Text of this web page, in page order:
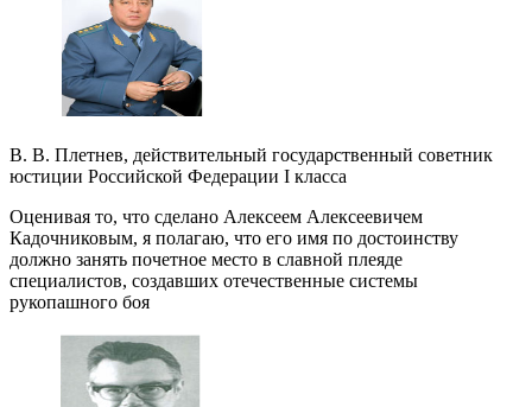
В. В. Плетнев, действительный государственный советник
юстиции Российской Федерации I класса
Оценивая то, что сделано Алексеем Алексеевичем
Кадочниковым, я полагаю, что его имя по достоинству
должно занять почетное место в славной плеяде
специалистов, создавших отечественные системы
рукопашного боя